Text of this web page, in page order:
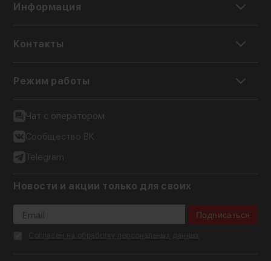
Информация
Контакты
Режим работы
Чат с оператором
Сообщество ВК
Telegram
Новости и акции только для своих
Подписаться